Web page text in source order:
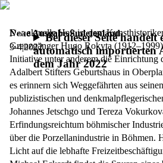
Bei dieser Seite handelt
automatisch importierten
dem Jahr 2022
Neue Ausgabe Sudetenland
3-4|2022
Das aktuelle Heft ist dem
Grenzgänger Hugo Rokyta
Initiative unter anderem die Einrichtung
Adalbert Stifters Geburtshaus in
es erinnern sich Weggefährten aus
publizistischen und
Johannes Jetschgo und Tereza
Erfindungsreichtum böhmischer
über die Porzellanindustrie in Böhmen.
Licht auf die lebhafte